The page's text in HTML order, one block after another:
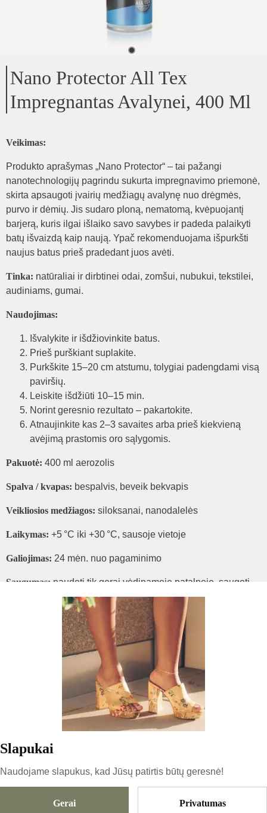
Slapukai
Naudojame slapukus, kad Jūsų patirtis būtų geresnė!
Gerai Privatumas
Nano Protector All Tex
Impregnantas Avalynei, 400 Ml
Veikimas:
Produkto aprašymas „Nano Protector“ – tai pažangi
nanotechnologijų pagrindu sukurta impregnavimo priemonė,
skirta apsaugoti įvairių medžiagų avalynę nuo drėgmės,
purvo ir dėmių. Jis sudaro ploną, nematomą, kvėpuojantį
barjerą, kuris ilgai išlaiko savo savybes ir padeda palaikyti
batų išvaizdą kaip naują. Ypač rekomenduojama išpurkšti
naujus batus prieš pradedant juos avėti.
Tinka: natūraliai ir dirbtinei odai, zomšui, nubukui, tekstilei,
audiniams, gumai.
Naudojimas:
Išvalykite ir išdžiovinkite batus.
Prieš purškiant suplakite.
Purkškite 15–20 cm atstumu, tolygiai padengdami visą
paviršių.
Leiskite išdžiūti 10–15 min.
Norint geresnio rezultato – pakartokite.
Atnaujinkite kas 2–3 savaites arba prieš kiekvieną
avėjimą prastomis oro sąlygomis.
Pakuotė: 400 ml aerozolis
Spalva / kvapas: bespalvis, beveik bekvapis
Veikliosios medžiagos: siloksanai, nanodalelės
Laikymas: +5 °C iki +30 °C, sausoje vietoje
Galiojimas: 24 mėn. nuo pagaminimo
Saugumas: naudoti tik gerai vėdinamoje patalpoje, saugoti
Slėginis indas – nelaikyti virš +50 °C, nepurkšti į ugnį,
nedeginti. Nerūkyti naudojimo metu.
Po purškimo bent 1 val. venkite drėgmės. Naudokite bato
formeles – tai padės išlaikyti formą ir oro cirkuliaciją.